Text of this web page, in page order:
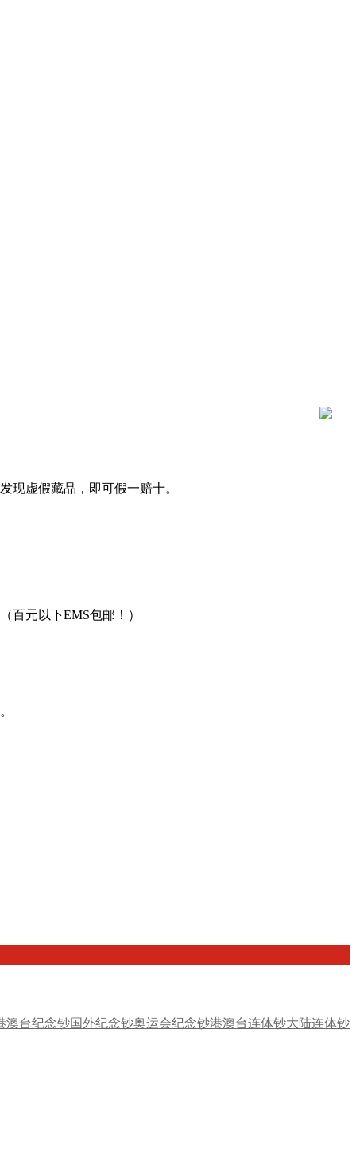
现虚假藏品，即可假一赔十。
百元以下EMS包邮！）
澳台纪念钞国外纪念钞奥运会纪念钞港澳台连体钞大陆连体钞